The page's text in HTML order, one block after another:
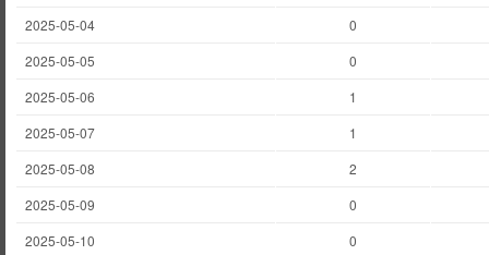
2025-05-04
0
2025-05-05
0
2025-05-06
1
2025-05-07
1
2025-05-08
2
2025-05-09
0
2025-05-10
0